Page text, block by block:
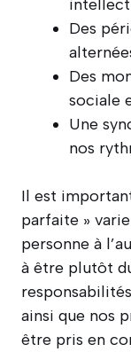
Des
Des
sociale
Une
nos
Il est
parfaite »
personne à
à être plutôt
ainsi que nos
être pris en